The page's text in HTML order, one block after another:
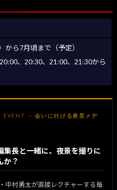
から7月頃まで（予定）
、20:30、21:00、21:30から
— 会いに行ける夜景メデ
集長と一緒に、夜景を撮りに
か？
中村勇太が直接レクチャーする毎